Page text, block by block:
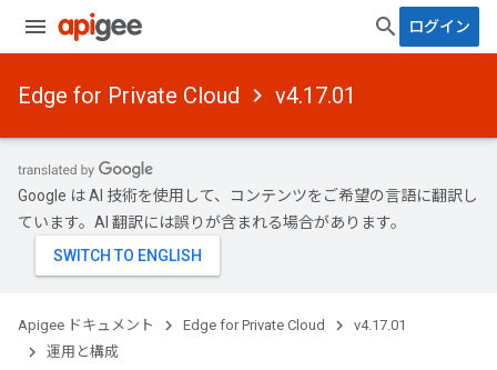
ログイン
Edge for Private Cloud v4.17.01
Google は AI 技術を使用して、コンテンツをご希望の言語に翻訳し
ています。AI 翻訳には誤りが含まれる場合があります。
Apigee ドキュメント Edge for Private Cloud
v4.17.01
運用と構成